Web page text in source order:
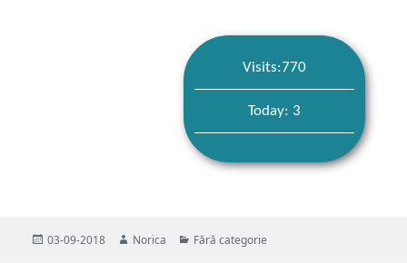
Visits:770
Today: 3
Publicat
03-09-2018 Autor
Norica Categorii
Fără categorie